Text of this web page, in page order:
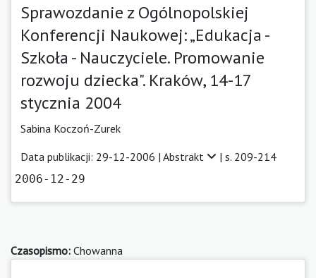
Sprawozdanie z Ogólnopolskiej
Konferencji Naukowej: „Edukacja -
Szkoła - Nauczyciele. Promowanie
rozwoju dziecka". Kraków, 14-17
stycznia 2004
Sabina Koczoń-Zurek
Data publikacji: 29-12-2006 | Abstrakt | s. 209-214
2006-12-29
Czasopismo: Chowanna